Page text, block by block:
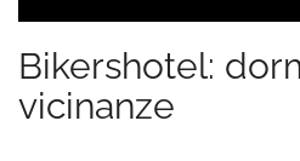
Bikershotel:
vicinanze